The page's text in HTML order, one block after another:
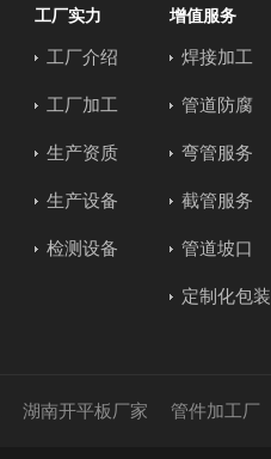
工厂实力
工厂介绍
工厂加工
生产资质
生产设备
检测设备
增值服务
焊接加工
管道防腐
弯管服务
截管服务
管道坡口
定制化包装
湖南开平板厂家 管件加工厂